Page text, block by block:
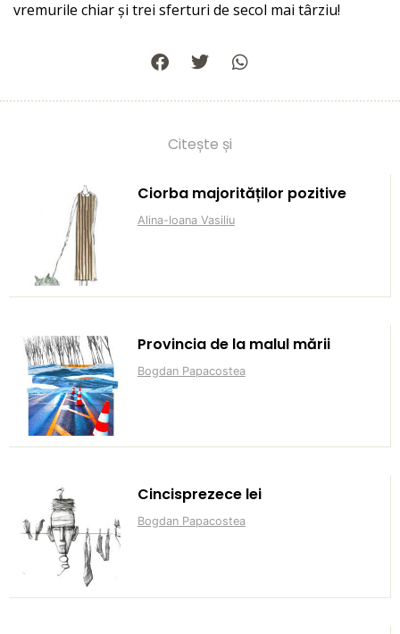
vremurile chiar și trei sferturi de secol mai târziu!
Citește și
Ciorba majorităților pozitive
Alina-Ioana Vasiliu
Provincia de la malul mării
Bogdan Papacostea
Cincisprezece lei
Bogdan Papacostea